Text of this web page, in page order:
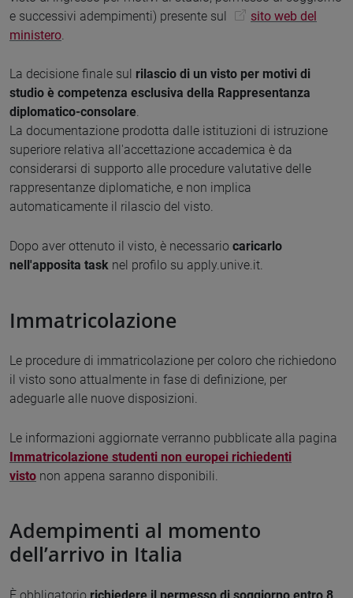
e successivi adempimenti) presente sul
sito web del
ministero.
La decisione finale sul rilascio di un visto per motivi di
studio è competenza esclusiva della Rappresentanza
diplomatico-consolare.
La documentazione prodotta dalle istituzioni di istruzione
superiore relativa all'accettazione accademica è da
considerarsi di supporto alle procedure valutative delle
rappresentanze diplomatiche, e non implica
automaticamente il rilascio del visto.
Dopo aver ottenuto il visto, è necessario caricarlo
nell'apposita task nel profilo su apply.unive.it.
Immatricolazione
Le procedure di immatricolazione per coloro che richiedono
il visto sono attualmente in fase di definizione, per
adeguarle alle nuove disposizioni.
Le informazioni aggiornate verranno pubblicate alla pagina
Immatricolazione studenti non europei richiedenti
visto non appena saranno disponibili.
Adempimenti al momento
dell’arrivo in Italia